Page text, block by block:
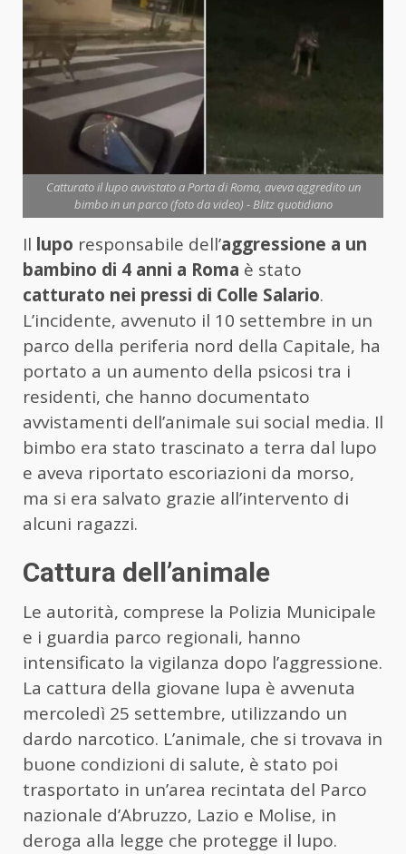
Catturato il lupo avvistato a Porta di Roma, aveva aggredito un
bimbo in un parco (foto da video) - Blitz quotidiano
Il lupo responsabile dell’aggressione a un
bambino di 4 anni a Roma è stato
catturato nei pressi di Colle Salario.
L’incidente, avvenuto il 10 settembre in un
parco della periferia nord della Capitale, ha
portato a un aumento della psicosi tra i
residenti, che hanno documentato
avvistamenti dell’animale sui social media. Il
bimbo era stato trascinato a terra dal lupo
e aveva riportato escoriazioni da morso,
ma si era salvato grazie all’intervento di
alcuni ragazzi.
Cattura dell’animale
Le autorità, comprese la Polizia Municipale
e i guardia parco regionali, hanno
intensificato la vigilanza dopo l’aggressione.
La cattura della giovane lupa è avvenuta
mercoledì 25 settembre, utilizzando un
dardo narcotico. L’animale, che si trovava in
buone condizioni di salute, è stato poi
trasportato in un’area recintata del Parco
nazionale d’Abruzzo, Lazio e Molise, in
deroga alla legge che protegge il lupo.